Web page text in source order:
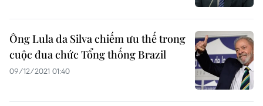
Ông Lula da Silva chiếm ưu thế trong
cuộc đua chức Tổng thống Brazil
09/12/2021 01:40